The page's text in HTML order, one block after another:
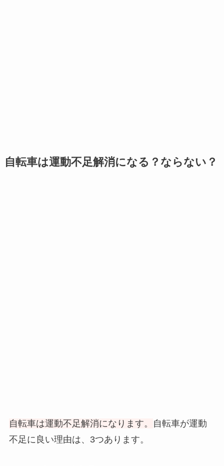
自転車は運動不足解消になる？ならない？
自転車は運動不足解消になります。
自転車が運動
不足に良い理由は、3つあります。